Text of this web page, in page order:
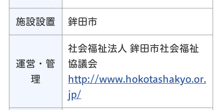
施設設置 鉾田市
運営・管
理
社会福祉法人 鉾田市社会福祉
協議会
http://www.hokotashakyo.or.
jp/